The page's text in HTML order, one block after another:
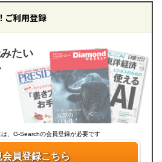
ご利用登録
たい
、G-Searchの会員登録が必要です
会員登録こちら